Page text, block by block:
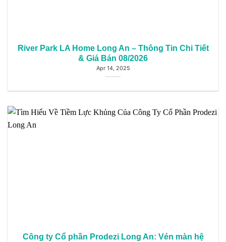
River Park LA Home Long An – Thông Tin Chi Tiết
& Giá Bán 08/2026
Apr 14, 2025
Công ty Cổ phần Prodezi Long An: Vén màn hệ